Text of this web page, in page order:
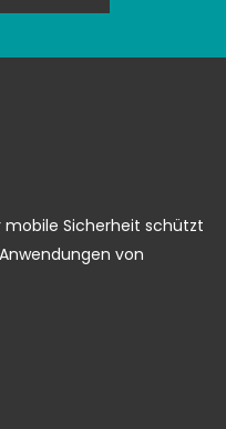
Sicherheit schützt
von